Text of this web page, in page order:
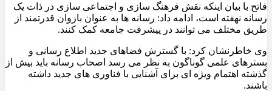
فاتح با بیان اینکه نقش فرهنگ سازی و اجتماعی سازی در ذات یک
رسانه نهفته است، ادامه داد: رسانه ها به عنوان بازوان قدرتمند از
طریق مختلف می توانند در پیشرفت جامعه کمک کنند.
وی خاطرنشان کرد: با گسترش فضاهای جدید اطلاع رسانی و
بسترهای علمی گوناگون به نظر می رسد اصحاب رسانه باید بیش از
گذشته اهتمام ویژه ای برای آشنایی با فناوری های جدید داشته
باشند.